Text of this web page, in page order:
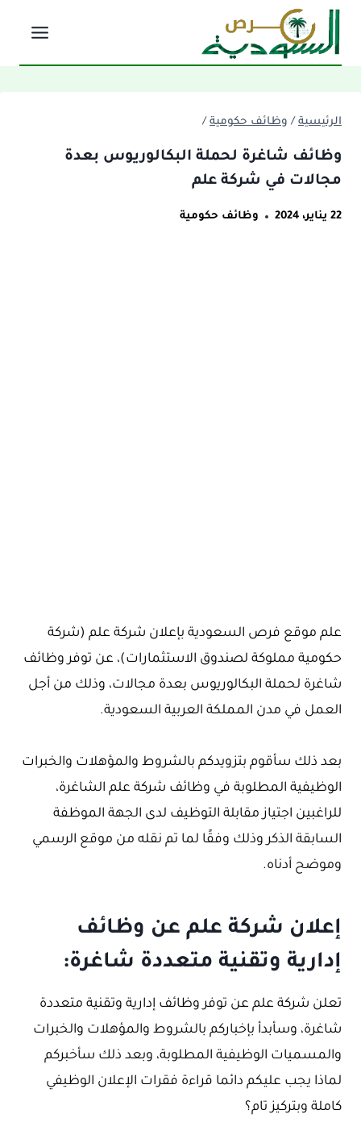
التجاوز
المحتوى
الرئيسية / وظائف حكومية /
وظائف شاغرة لحملة البكالوريوس بعدة
مجالات في شركة علم
22 يناير، 2024 وظائف حكومية
علم موقع فرص السعودية بإعلان شركة علم (شركة
حكومية مملوكة لصندوق الاستثمارات)، عن توفر وظائف
شاغرة لحملة البكالوريوس بعدة مجالات، وذلك من أجل
العمل في مدن المملكة العربية السعودية.
بعد ذلك سأقوم بتزويدكم بالشروط والمؤهلات والخبرات
الوظيفية المطلوبة في وظائف شركة علم الشاغرة،
للراغبين اجتياز مقابلة التوظيف لدى الجهة الموظفة
السابقة الذكر وذلك وفقًا لما تم نقله من موقع الرسمي
وموضح أدناه.
إعلان شركة علم عن وظائف
إدارية وتقنية متعددة شاغرة:
تعلن شركة علم عن توفر وظائف إدارية وتقنية متعددة
شاغرة، وسأبدأ بإخباركم بالشروط والمؤهلات والخبرات
والمسميات الوظيفية المطلوبة، وبعد ذلك سأخبركم
لماذا يجب عليكم دائما قراءة فقرات الإعلان الوظيفي
كاملة وبتركيز تام؟